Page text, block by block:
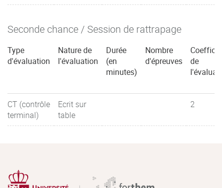
Seconde chance / Session de rattrapage
Type
d'évaluation
Nature de
l'évaluation
Durée
(en
minutes)
Nombre
d'épreuves
de
CT (contrôle
terminal)
Ecrit sur
table
2